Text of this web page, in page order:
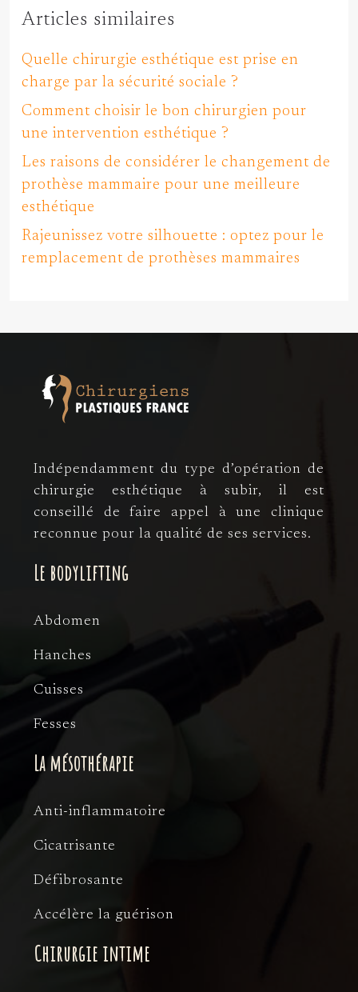
Articles similaires
Quelle chirurgie esthétique est prise en
charge par la sécurité sociale ?
Comment choisir le bon chirurgien pour
une intervention esthétique ?
Les raisons de considérer le changement de
prothèse mammaire pour une meilleure
esthétique
Rajeunissez votre silhouette : optez pour le
remplacement de prothèses mammaires
Indépendamment du type d’opération de
chirurgie esthétique à subir, il est
conseillé de faire appel à une clinique
reconnue pour la qualité de ses services.
Le bodylifting
Abdomen
Hanches
Cuisses
Fesses
La mésothérapie
Anti-inflammatoire
Cicatrisante
Défibrosante
Accélère la guérison
Chirurgie intime